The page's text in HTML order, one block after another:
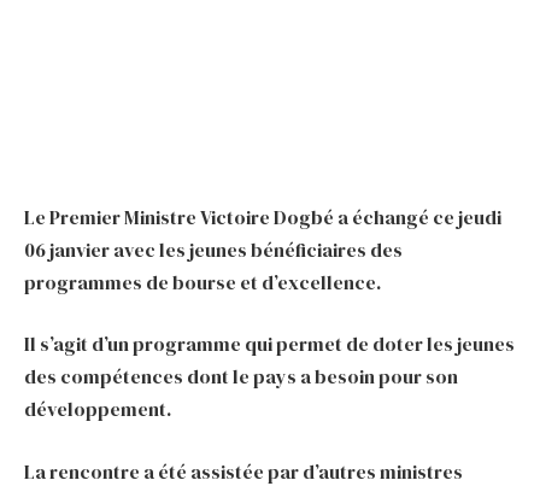
Le Premier Ministre Victoire Dogbé a échangé ce jeudi
06 janvier avec les jeunes bénéficiaires des
programmes de bourse et d’excellence.
Il s’agit d’un programme qui permet de doter les jeunes
des compétences dont le pays a besoin pour son
développement.
La rencontre a été assistée par d’autres ministres